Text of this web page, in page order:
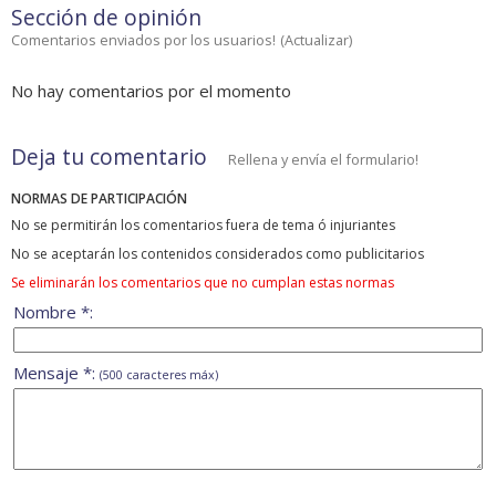
Sección de opinión
Comentarios enviados por los usuarios! (Actualizar)
No hay comentarios por el momento
Deja tu comentario Rellena y envía el formulario!
NORMAS DE PARTICIPACIÓN
No se permitirán los comentarios fuera de tema ó injuriantes
No se aceptarán los contenidos considerados como publicitarios
Se eliminarán los comentarios que no cumplan estas normas
Nombre *:
Mensaje *: (500 caracteres máx)